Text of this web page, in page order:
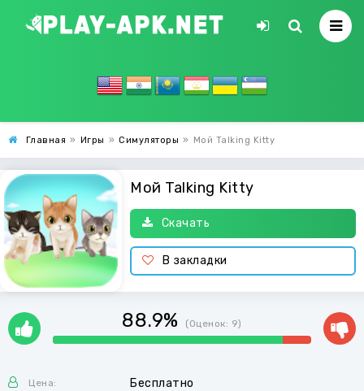
Главная » Игры » Симуляторы » Мой Talking Kitty
Мой Talking Kitty
Скачать
В закладки
88.9% (Оценок: 9)
Цена: Бесплатно